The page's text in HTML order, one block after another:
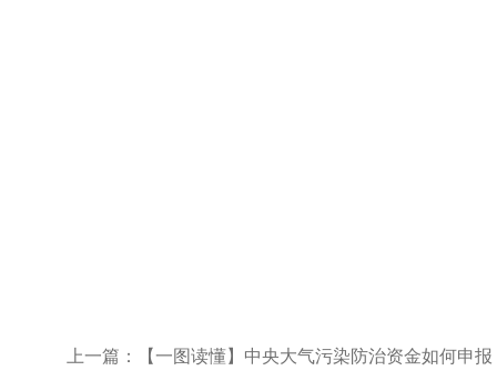
上一篇：【一图读懂】中央大气污染防治资金如何申